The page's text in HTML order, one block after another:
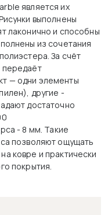
является их
выполнены
лаконично и способны
из сочетания
За счёт
передаёт
— одни элементы
другие -
достаточно
- 8 мм. Такие
позволяют ощущать
ковре и практически
покрытия.